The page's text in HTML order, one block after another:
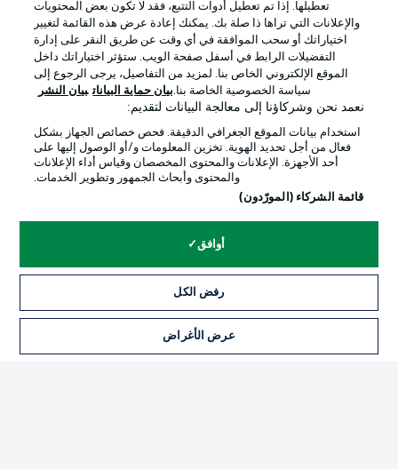
Official Partners
إدارة التفضيلات بيان الخصوصية
الوظائف
تعطيلها. إذا تم تعطيل أدوات التتبع، فقد لا تكون بعض المحتويات
والإعلانات التي تراها ذا صلة بك. يمكنك إعادة عرض هذه القائمة لتغيير
اختياراتك أو سحب الموافقة في أي وقت عن طريق النقر على إدارة
التفضيلات الرابط في أسفل صفحة الويب. ستؤثر اختياراتك داخل
الموقع الإلكتروني الخاص بنا. لمزيد من التفاصيل، يرجى الرجوع إلى
سياسة الخصوصية الخاصة بنا.بيان حماية البيانات بيان النشر
نعمد نحن وشركاؤنا إلى معالجة البيانات لتقديم:
استخدام بيانات الموقع الجغرافي الدقيقة. فحص خصائص الجهاز بشكل
فعال من أجل تحديد الهوية. تخزين المعلومات و/أو الوصول إليها على
أحد الأجهزة. الإعلانات والمحتوى المخصصان وقياس أداء الإعلانات
والمحتوى وأبحاث الجمهور وتطوير الخدمات.
قائمة الشركاء (المورّدون)
أوافق
رفض الكل
عرض الأغراض